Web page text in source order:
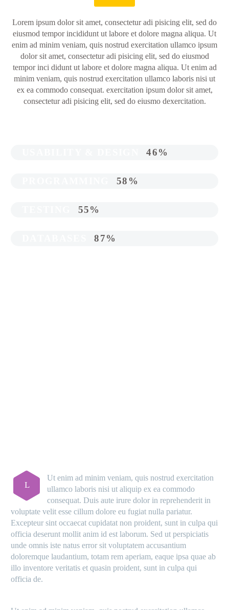
Lorem ipsum dolor sit amet, consectetur adi pisicing elit, sed do
eiusmod tempor incididunt ut labore et dolore magna aliqua. Ut
enim ad minim veniam, quis nostrud exercitation ullamco ipsum
dolor sit amet, consectetur adi pisicing elit, sed do eiusmod
tempor inci didunt ut labore et dolore magna aliqua. Ut enim ad
minim veniam, quis nostrud exercitation ullamco laboris nisi ut
ex ea commodo consequat. exercitation ipsum dolor sit amet,
consectetur adi pisicing elit, sed do eiusmo dexercitation.
46%
58%
55%
87%
L
Ut enim ad minim veniam, quis nostrud exercitation
ullamco laboris nisi ut aliquip ex ea commodo
consequat. Duis aute irure dolor in reprehenderit in
voluptate velit esse cillum dolore eu fugiat nulla pariatur.
Excepteur sint occaecat cupidatat non proident, sunt in culpa qui
officia deserunt mollit anim id est laborum. Sed ut perspiciatis
unde omnis iste natus error sit voluptatem accusantium
doloremque laudantium, totam rem aperiam, eaque ipsa quae ab
illo inventore veritatis et quasin proident, sunt in culpa qui
officia de.